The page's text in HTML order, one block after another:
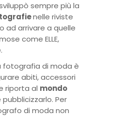
sempre più la
nelle riviste
ad arrivare a quelle
come ELLE,
fotografia di moda è
abiti, accessori
riporta al mondo
pubblicizzarlo. Per
di moda non